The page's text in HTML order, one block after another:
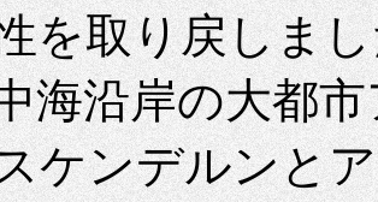
を取り戻しま
沿岸の大都市
ケンデルンと